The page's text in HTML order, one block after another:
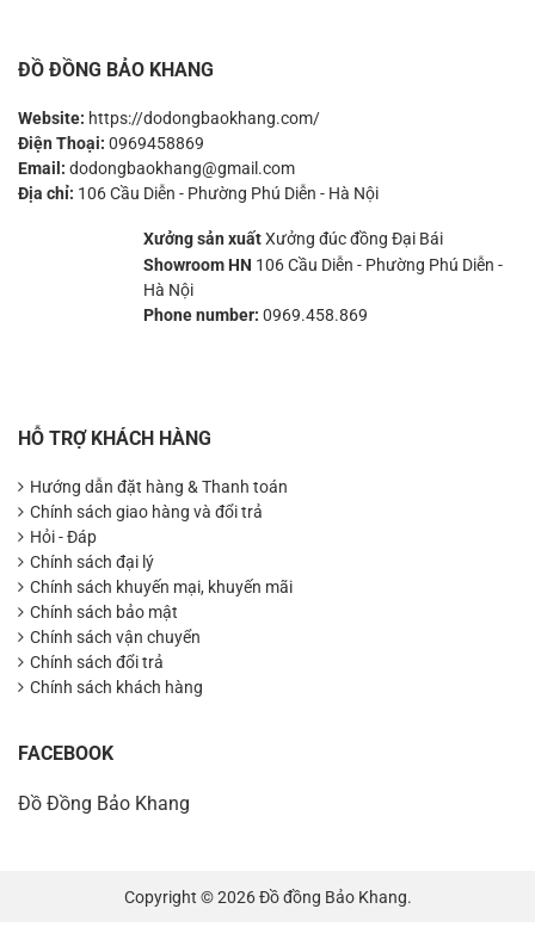
ĐỒ ĐỒNG BẢO KHANG
Website: https://dodongbaokhang.com/
Điện Thoại: 0969458869
Email: dodongbaokhang@gmail.com
Địa chỉ: 106 Cầu Diễn - Phường Phú Diễn - Hà Nội
Xưởng sản xuấtXưởng đúc đồng Đại Bái
Showroom HN 106 Cầu Diễn - Phường Phú Diễn -
Hà Nội
Phone number: 0969.458.869
HỖ TRỢ KHÁCH HÀNG
Hướng dẫn đặt hàng & Thanh toán
Chính sách giao hàng và đổi trả
Hỏi - Đáp
Chính sách đại lý
Chính sách khuyến mại, khuyến mãi
Chính sách bảo mật
Chính sách vận chuyển
Chính sách đổi trả
Chính sách khách hàng
FACEBOOK
Đồ Đồng Bảo Khang
Copyright © 2026 Đồ đồng Bảo Khang.